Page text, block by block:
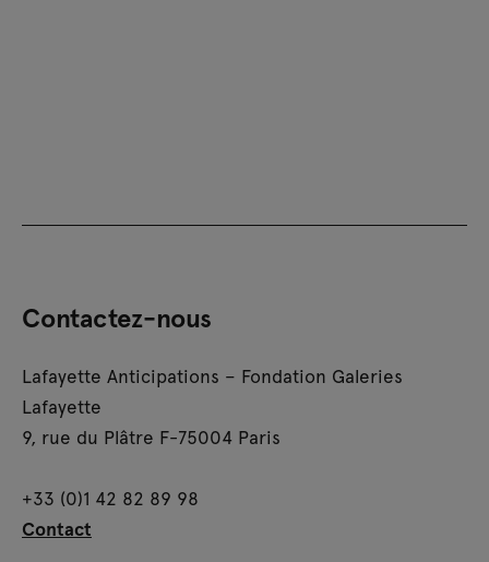
Contactez-nous
Lafayette Anticipations – Fondation Galeries
Lafayette
9, rue du Plâtre F-75004 Paris
+33 (0)1 42 82 89 98
Contact